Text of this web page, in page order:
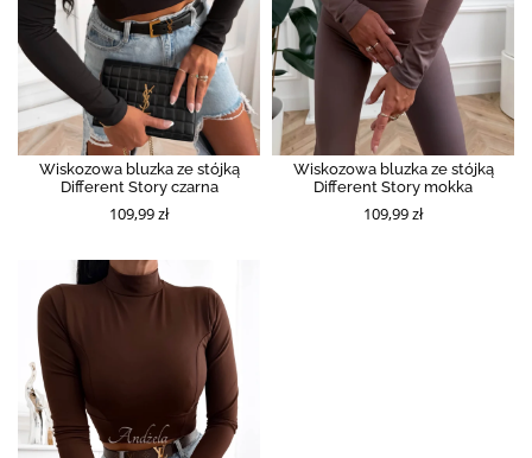
Wiskozowa bluzka ze stójką
Different Story czarna
109,99 zł
Wiskozowa bluzka ze stójką
Different Story mokka
109,99 zł